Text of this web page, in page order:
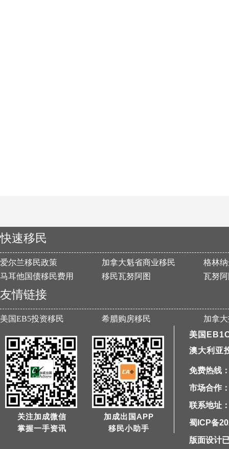
快速移民
爱尔兰移民政策 加拿大魁省商业移民
格林
马耳他国债移民费用
移民瓦努阿图 瓦努
友情链接
美国EB5投资移民 希腊购房移民 加拿
关注加成微信
掌握一手资讯
加成出国APP
移民小助手
美国
澳大利亚
免费热线
市场合作
联系地址
蜀ICP备
版面设计